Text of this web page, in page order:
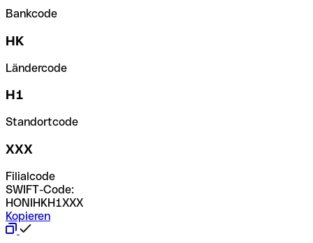
Bankcode
HK
Ländercode
H1
Standortcode
XXX
Filialcode
SWIFT-Code:
HONIHKH1XXX
Kopieren